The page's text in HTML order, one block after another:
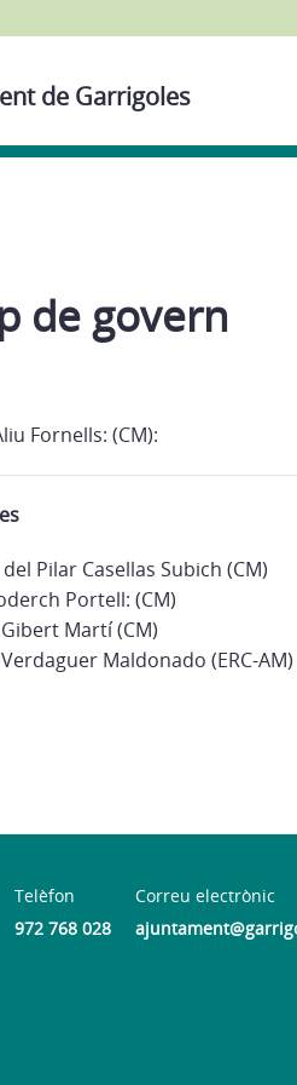
de Garrigoles
de govern
Fornells: (CM):
Pilar Casellas Subich (CM)
Portell: (CM)
Gibert Martí (CM)
Maldonado (ERC-AM)
Telèfon
972 768 028
Correu electrònic